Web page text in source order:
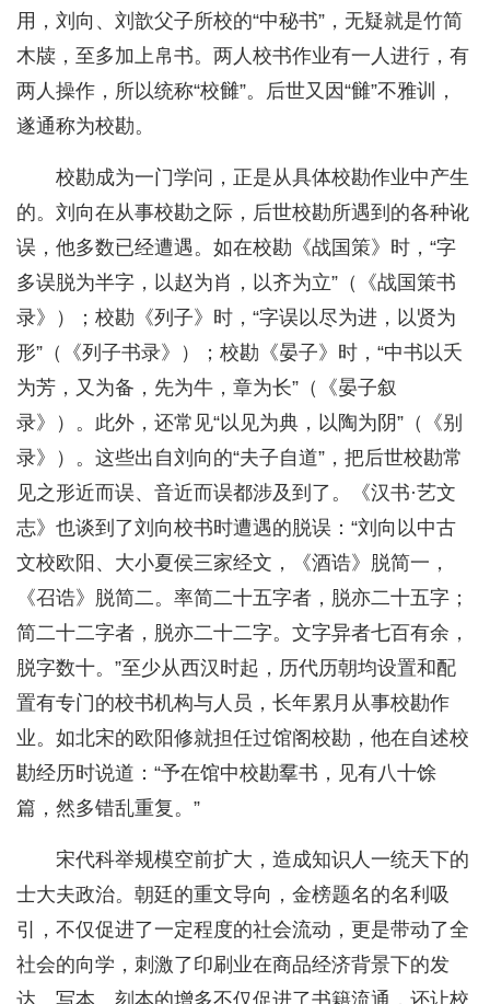
用，刘向、刘歆父子所校的“中秘书”，无疑就是竹简
木牍，至多加上帛书。两人校书作业有一人进行，有
两人操作，所以统称“校雠”。后世又因“雠”不雅训，
遂通称为校勘。
校勘成为一门学问，正是从具体校勘作业中产生
的。刘向在从事校勘之际，后世校勘所遇到的各种讹
误，他多数已经遭遇。如在校勘《战国策》时，“字
多误脱为半字，以赵为肖，以齐为立”（《战国策书
录》）；校勘《列子》时，“字误以尽为进，以贤为
形”（《列子书录》）；校勘《晏子》时，“中书以夭
为芳，又为备，先为牛，章为长”（《晏子叙
录》）。此外，还常见“以见为典，以陶为阴”（《别
录》）。这些出自刘向的“夫子自道”，把后世校勘常
见之形近而误、音近而误都涉及到了。《汉书·艺文
志》也谈到了刘向校书时遭遇的脱误：“刘向以中古
文校欧阳、大小夏侯三家经文，《酒诰》脱简一，
《召诰》脱简二。率简二十五字者，脱亦二十五字；
简二十二字者，脱亦二十二字。文字异者七百有余，
脱字数十。”至少从西汉时起，历代历朝均设置和配
置有专门的校书机构与人员，长年累月从事校勘作
业。如北宋的欧阳修就担任过馆阁校勘，他在自述校
勘经历时说道：“予在馆中校勘羣书，见有八十馀
篇，然多错乱重复。”
宋代科举规模空前扩大，造成知识人一统天下的
士大夫政治。朝廷的重文导向，金榜题名的名利吸
引，不仅促进了一定程度的社会流动，更是带动了全
社会的向学，刺激了印刷业在商品经济背景下的发